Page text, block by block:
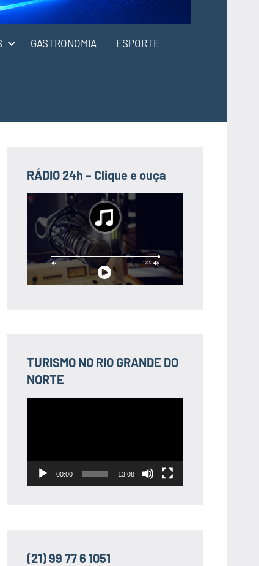
GASTRONOMIA ESPORTE
RÁDIO 24h – Clique e ouça
TURISMO NO RIO GRANDE DO
NORTE
00:00 13:08
(21) 99 77 6 1051